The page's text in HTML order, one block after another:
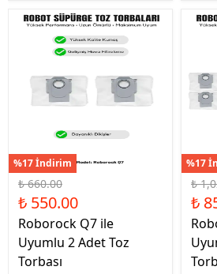
%17 İndirim
₺ 660.00
₺ 550.00
Roborock Q7 ile
Uyumlu 2 Adet Toz
Torbası
%17
₺
₺